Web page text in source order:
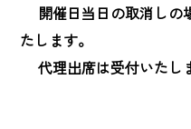
開催日当日の取消しの
たします。
代理出席は受付いたし